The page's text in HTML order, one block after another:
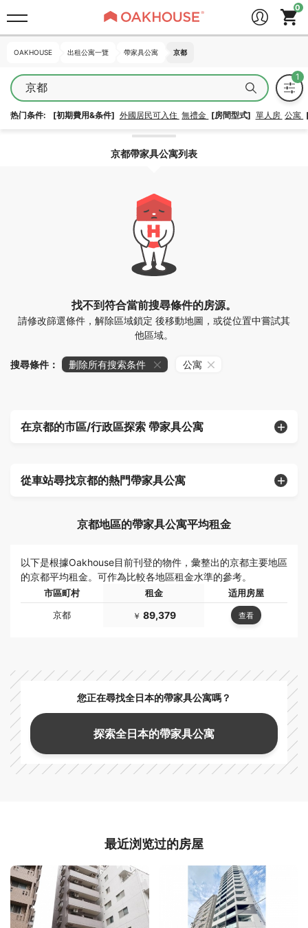
OAKHOUSE 出租公寓一覽 帶家具公寓 京都
京都
热门条件: [初期費用&条件] 外國居民可入住 無禮金 [房間型式] 單人房 公寓
解除區域鎖定
京都帶家具公寓列表
找不到符合當前搜尋條件的房源。
請修改篩選條件，解除區域鎖定 後移動地圖，或從位置中嘗試其
他區域。
搜尋條件： 删除所有搜索条件 公寓
在京都的市區/行政區探索 帶家具公寓
從車站尋找京都的熱門帶家具公寓
京都地區的帶家具公寓平均租金
以下是根據Oakhouse目前刊登的物件，彙整出的京都主要地區
的京都平均租金。可作為比較各地區租金水準的參考。
市區町村 租金
适用房屋
京都
￥ 89,379 查看
您正在尋找全日本的帶家具公寓嗎？
探索全日本的帶家具公寓
最近浏览过的房屋
OAKHOUSE 出租公寓一覽 帶家具公寓 京都